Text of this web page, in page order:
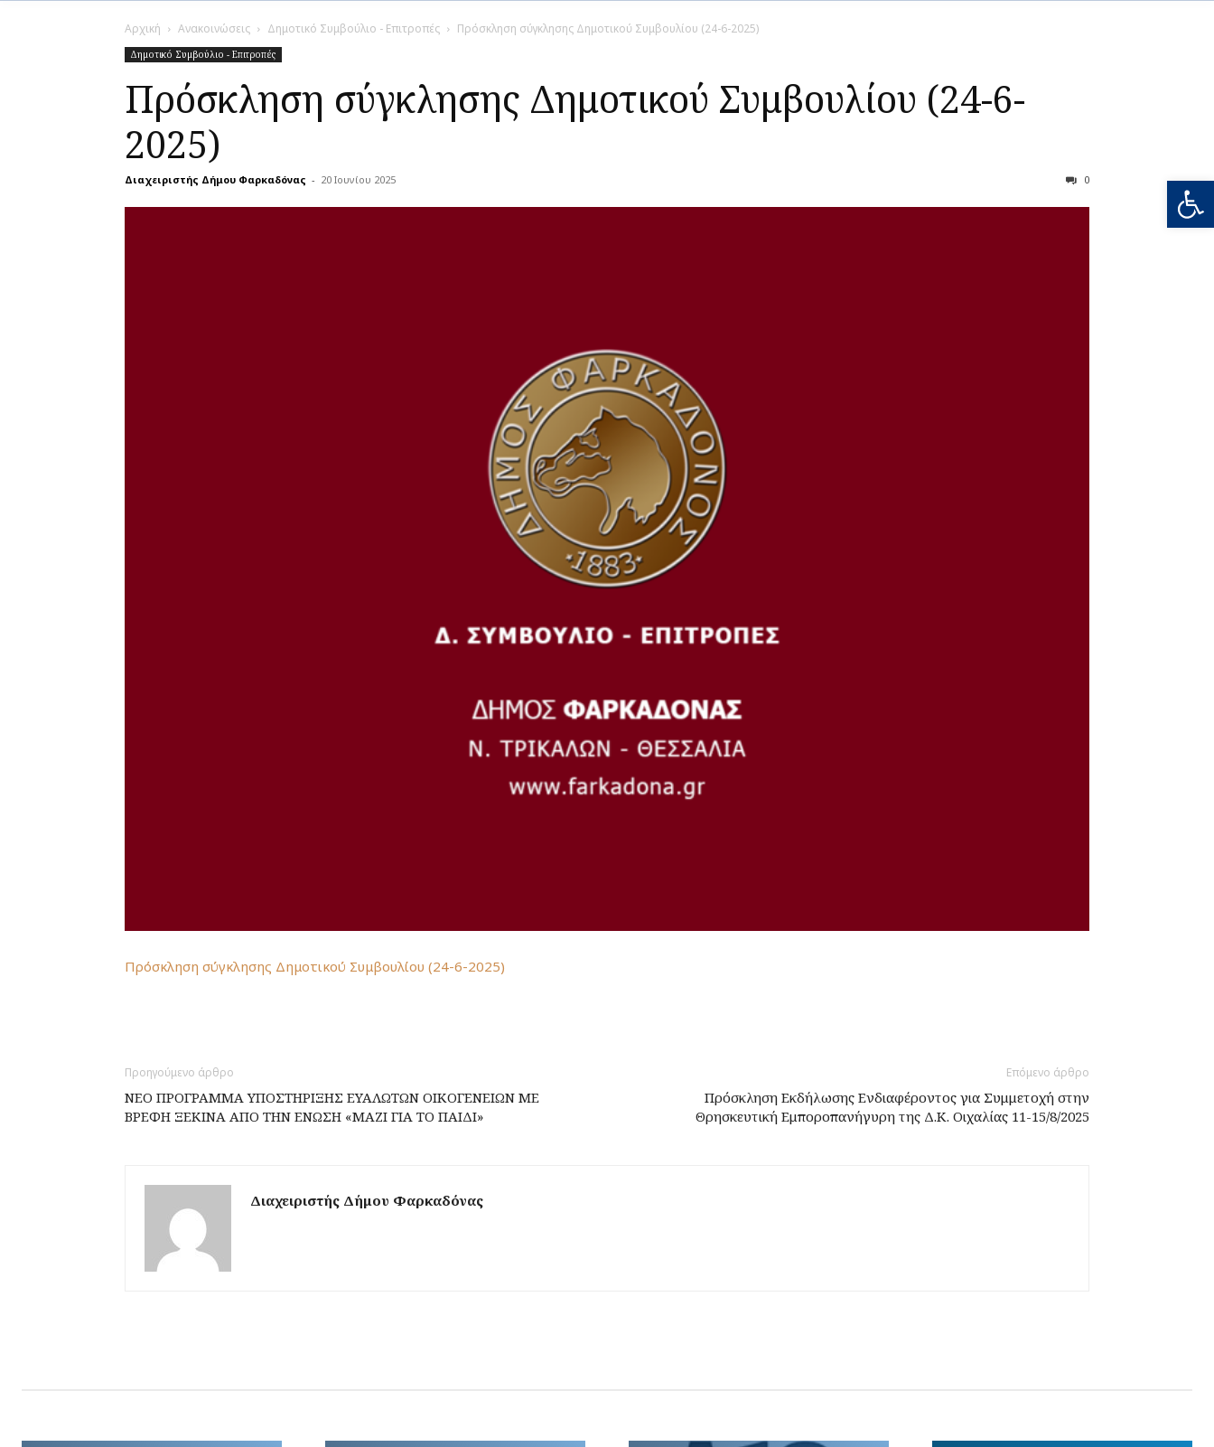
Αρχική Ανακοινώσεις Δημοτικό Συμβούλιο - Επιτροπές Πρόσκληση σύγκλησης Δημοτικού Συμβουλίου (24-6-2025)
Δημοτικό Συμβούλιο - Επιτροπές
Πρόσκληση σύγκλησης Δημοτικού Συμβουλίου (24-6-
2025)
Διαχειριστής Δήμου Φαρκαδόνας - 20 Ιουνίου 2025 0
Πρόσκληση σύγκλησης Δημοτικού Συμβουλίου (24-6-2025)
Προηγούμενο άρθρο
ΝΕΟ ΠΡΟΓΡΑΜΜΑ ΥΠΟΣΤΗΡΙΞΗΣ ΕΥΑΛΩΤΩΝ ΟΙΚΟΓΕΝΕΙΩΝ ΜΕ
ΒΡΕΦΗ ΞΕΚΙΝΑ ΑΠΟ ΤΗΝ ΕΝΩΣΗ «ΜΑΖΙ ΓΙΑ ΤΟ ΠΑΙΔΙ»
Επόμενο άρθρο
Πρόσκληση Εκδήλωσης Ενδιαφέροντος για Συμμετοχή στην
Θρησκευτική Εμποροπανήγυρη της Δ.Κ. Οιχαλίας 11-15/8/2025
Διαχειριστής Δήμου Φαρκαδόνας